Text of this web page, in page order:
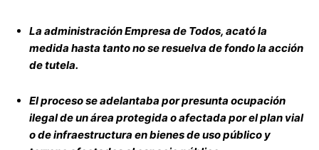
La administración Empresa de Todos, acató la
medida hasta tanto no se resuelva de fondo la acción
de tutela.
El proceso se adelantaba por presunta ocupación
ilegal de un área protegida o afectada por el plan vial
o de infraestructura en bienes de uso público y